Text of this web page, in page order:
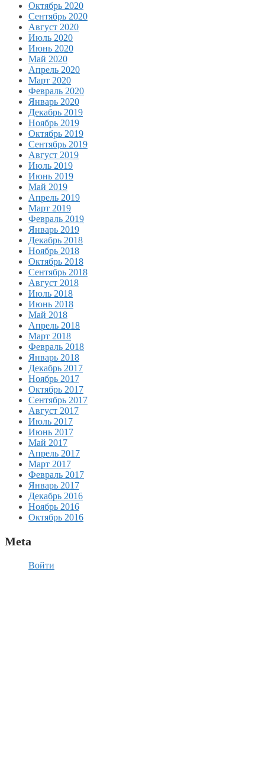
Октябрь 2020
Сентябрь 2020
Август 2020
Июль 2020
Июнь 2020
Май 2020
Апрель 2020
Март 2020
Февраль 2020
Январь 2020
Декабрь 2019
Ноябрь 2019
Октябрь 2019
Сентябрь 2019
Август 2019
Июль 2019
Июнь 2019
Май 2019
Апрель 2019
Март 2019
Февраль 2019
Январь 2019
Декабрь 2018
Ноябрь 2018
Октябрь 2018
Сентябрь 2018
Август 2018
Июль 2018
Июнь 2018
Май 2018
Апрель 2018
Март 2018
Февраль 2018
Январь 2018
Декабрь 2017
Ноябрь 2017
Октябрь 2017
Сентябрь 2017
Август 2017
Июль 2017
Июнь 2017
Май 2017
Апрель 2017
Март 2017
Февраль 2017
Январь 2017
Декабрь 2016
Ноябрь 2016
Октябрь 2016
Meta
Войти